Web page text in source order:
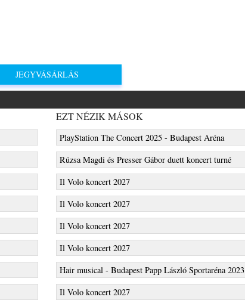
JEGYVÁSÁRLÁS
EZT NÉZIK MÁSOK
PlayStation The Concert 2025 - Budapest Aréna
Rúzsa Magdi és Presser Gábor duett koncert turné
Il Volo koncert 2027
Il Volo koncert 2027
Il Volo koncert 2027
Il Volo koncert 2027
Hair musical - Budapest Papp László Sportaréna 2023
Il Volo koncert 2027